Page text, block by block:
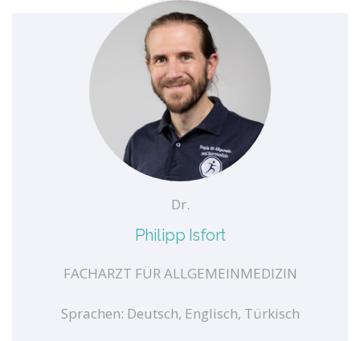
Dr.
Philipp Isfort
FACHARZT FÜR ALLGEMEINMEDIZIN
Sprachen: Deutsch, Englisch, Türkisch